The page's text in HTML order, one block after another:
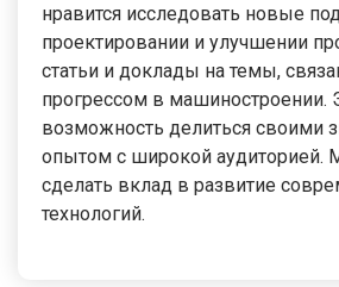
нравится исследовать новые
проектировании и улучшении
статьи и доклады на темы,
прогрессом в машиностроении.
возможность делиться своими
опытом с широкой аудиторией.
сделать вклад в развитие
технологий.